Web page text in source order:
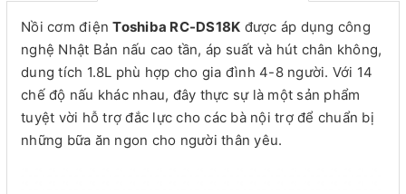
Nồi cơm điệnToshiba RC-DS18K được áp dụng công
nghệ Nhật Bản nấu cao tần, áp suất và hút chân không,
dung tích 1.8L phù hợp cho gia đình 4-8 người. Với 14
chế độ nấu khác nhau, đây thực sự là một sản phẩm
tuyệt vời hỗ trợ đắc lực cho các bà nội trợ để chuẩn bị
những bữa ăn ngon cho người thân yêu.